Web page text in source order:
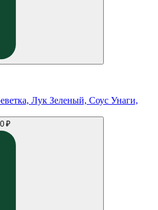
Лук Зеленый, Соус Унаги,
₽